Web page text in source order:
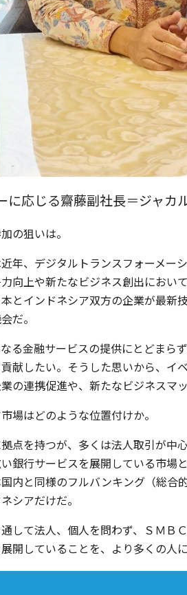
に応じる齋藤副社長＝ジャカ
狙いは。
年、デジタルトランスフォーメー
向上や新たなビジネス創出におい
とインドネシア双方の企業が最新
だ。
る金融サービスの提供にとどまら
献したい。そうした思いから、イ
の連携促進や、新たなビジネスマ
はどのような位置付けか。
点を持つが、多くは法人取引が中
銀行サービスを展開している市場
内と同様のフルバンキング（総合
シアだけだ。
して法人、個人を問わず、ＳＭＢ
開していることを、より多くの人